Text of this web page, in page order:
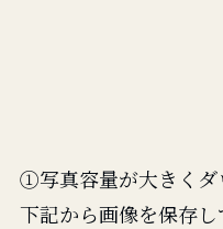
①写真容量が大きくダ
下記から画像を保存し